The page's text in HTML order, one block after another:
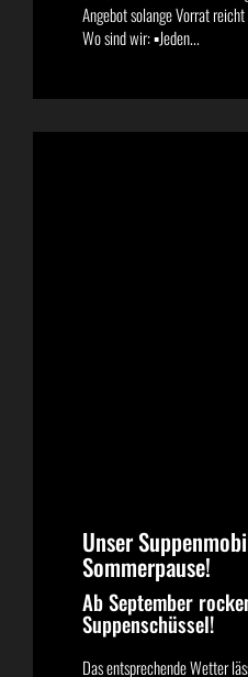
Angebot solange Vorrat
Wo sind wir: ▪️Jeden...
Unser
Sommerpause!
Ab September
Suppenschüssel!
Das entsprechende Wetter